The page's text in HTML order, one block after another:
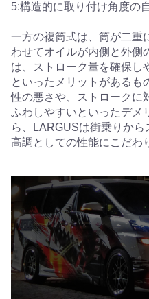
5:構造的に取り付け角度の
一方の複筒式は、筒が二重
わせてオイルが内側と外側
は、ストローク量を確保し
といったメリットがあるも
性の悪さや、ストロークに
ふわしやすいといったデメ
ら、LARGUSは街乗りか
高調としての性能にこだわ